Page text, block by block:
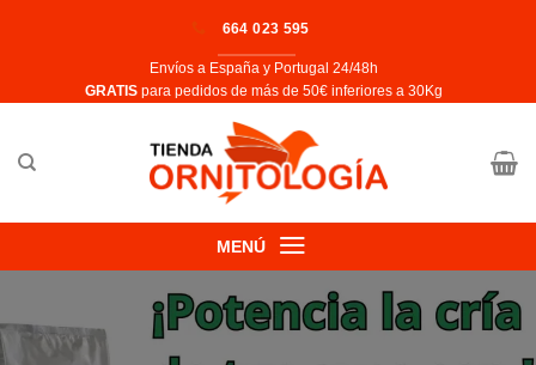
664 023 595
Envíos a España y Portugal 24/48h
​GRATIS para pedidos de más de 50€ inferiores a 30Kg
MENÚ